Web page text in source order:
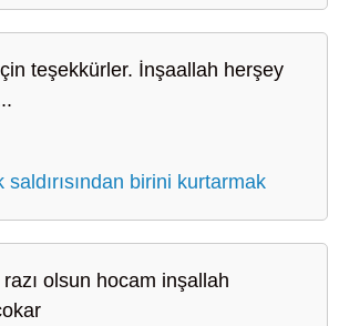
teşekkürler. İnşaallah herşey
birini kurtarmak
olsun hocam inşallah